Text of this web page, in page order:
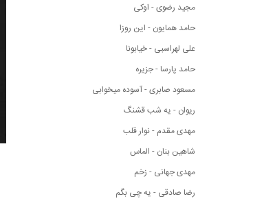
مجید رضوی - اوکی
حامد همایون - این روزا
علی لهراسبی - خیابونا
حامد پارسا - جزیره
مسعود صابری - آسوده میخوابی
ریوان - یه شب قشنگ
مهدی مقدم - نوار قلب
شاهین بنان - الماس
مهدی جهانی - زخم
رضا صادقی - یه چی بگم